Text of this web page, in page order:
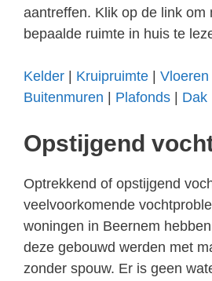
aantreffen. Klik op de link om
bepaalde ruimte in huis te
Kelder Kruipruimte Vloeren
Buitenmuren
Plafonds Dak
Opstijgend
Optrekkend of opstijgend
veelvoorkomende
woningen in Beernem
deze gebouwd werden met
zonder spouw. Er is geen